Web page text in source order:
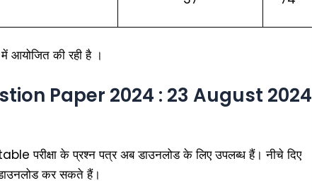
आयोजित की रही है ।
Paper 2024 : 23 August 2024
परीक्षा के प्रश्न पत्र अब डाउनलोड के लिए उपलब्ध हैं। नीचे दिए
कर सकते हैं।